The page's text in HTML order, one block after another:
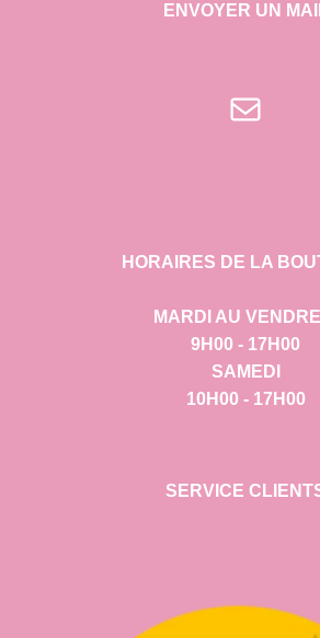
ENVOYER UN
E-mail
HORAIRES DE LA
MARDI AU
9H00 - 17H00
SAMEDI
10H00 - 17H00
SERVICE